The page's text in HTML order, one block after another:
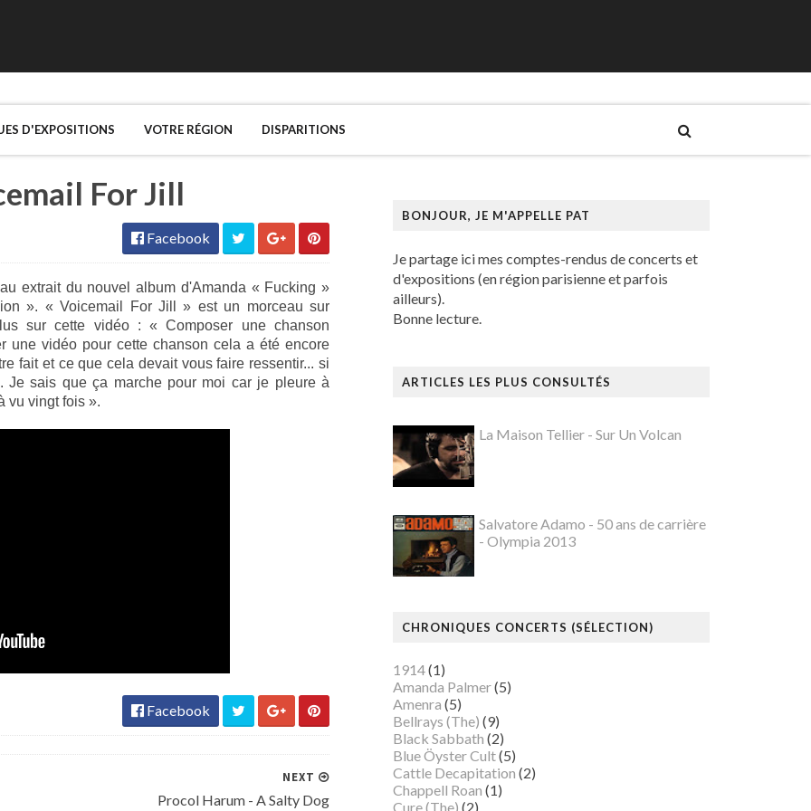
D'EXPOSITIONS VOTRE RÉGION DISPARITIONS
For Jill
Facebook
extrait du nouvel album d'Amanda « Fucking »
». « Voicemail For Jill » est un morceau sur
sur cette vidéo : « Composer une chanson
une vidéo pour cette chanson cela a été encore
fait et ce que cela devait vous faire ressentir... si
Je sais que ça marche pour moi car je pleure à
vu vingt fois ».
Facebook
NEXT
Procol Harum - A Salty Dog
BONJOUR, JE M'APPELLE PAT
Je partage ici mes comptes-rendus de concerts et
d'expositions (en région parisienne et parfois
ailleurs).
Bonne lecture.
ARTICLES LES PLUS CONSULTÉS
La Maison Tellier - Sur Un Volcan
Salvatore Adamo - 50 ans de carrière
- Olympia 2013
CHRONIQUES CONCERTS (SÉLECTION)
1914(1)
Amanda Palmer(5)
Amenra (5)
Bellrays (The) (9)
Black Sabbath (2)
Blue Öyster Cult(5)
Cattle Decapitation (2)
Chappell Roan (1)
Cure (The) (2)